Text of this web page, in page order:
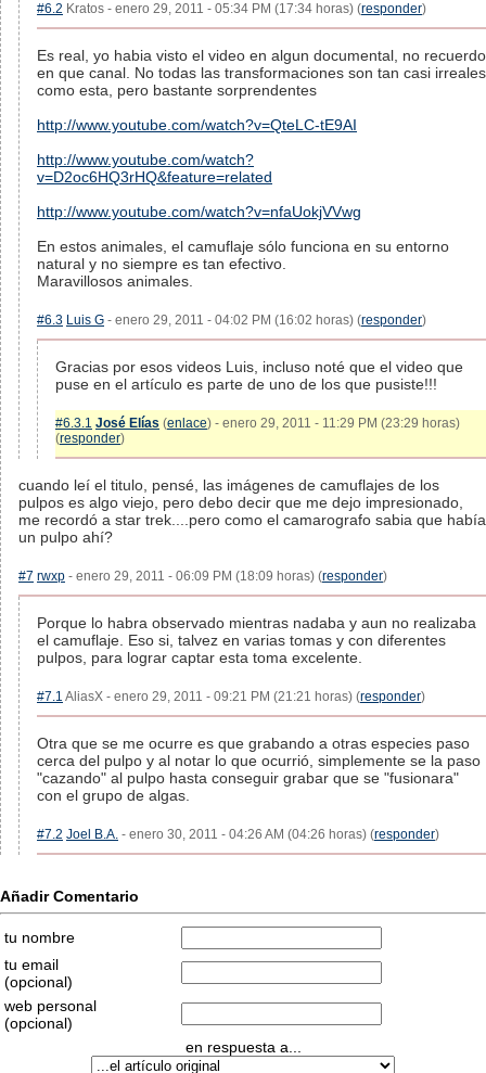
#6.2 Kratos - enero 29, 2011 - 05:34 PM (17:34 horas) (responder)
Es real, yo habia visto el video en algun documental, no recuerdo
en que canal. No todas las transformaciones son tan casi irreales
como esta, pero bastante sorprendentes
http://www.youtube.com/watch?v=QteLC-tE9AI
http://www.youtube.com/watch?
v=D2oc6HQ3rHQ&feature=related
http://www.youtube.com/watch?v=nfaUokjVVwg
En estos animales, el camuflaje sólo funciona en su entorno
natural y no siempre es tan efectivo.
Maravillosos animales.
#6.3 Luis G - enero 29, 2011 - 04:02 PM (16:02 horas) (responder)
Gracias por esos videos Luis, incluso noté que el video que
puse en el artículo es parte de uno de los que pusiste!!!
#6.3.1 José Elías (enlace) - enero 29, 2011 - 11:29 PM (23:29 horas)
(responder)
cuando leí el titulo, pensé, las imágenes de camuflajes de los
pulpos es algo viejo, pero debo decir que me dejo impresionado,
me recordó a star trek....pero como el camarografo sabia que había
un pulpo ahí?
#7 rwxp - enero 29, 2011 - 06:09 PM (18:09 horas) (responder)
Porque lo habra observado mientras nadaba y aun no realizaba
el camuflaje. Eso si, talvez en varias tomas y con diferentes
pulpos, para lograr captar esta toma excelente.
#7.1 AliasX - enero 29, 2011 - 09:21 PM (21:21 horas) (responder)
Otra que se me ocurre es que grabando a otras especies paso
cerca del pulpo y al notar lo que ocurrió, simplemente se la paso
"cazando" al pulpo hasta conseguir grabar que se "fusionara"
con el grupo de algas.
#7.2 Joel B.A. - enero 30, 2011 - 04:26 AM (04:26 horas) (responder)
Añadir Comentario
tu nombre
tu email
(opcional)
web personal
(opcional)
en respuesta a...